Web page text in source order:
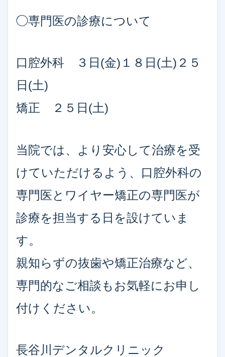
◯専門医の診療について
口腔外科 ３日(金)１８日(土)２５
日(土)
矯正 ２５日(土)
当院では、より安心して治療を受
けていただけるよう、口腔外科の
専門医とワイヤー矯正の専門医が
診療を担当する日を設けていま
す。
親知らずの抜歯や矯正治療など、
専門的なご相談もお気軽にお申し
付けください。
長谷川デンタルクリニック